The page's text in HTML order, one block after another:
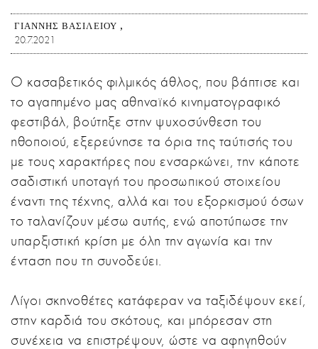
ΓΙΆΝΝΗΣ ΒΑΣΙΛΕΊΟΥ
20.7.2021
Ο κασαβετικός φιλμικός άθλος, που βάπτισε και
το αγαπημένο μας αθηναϊκό κινηματογραφικό
φεστιβάλ, βούτηξε στην ψυχοσύνθεση του
ηθοποιού, εξερεύνησε τα όρια της ταύτισής του
με τους χαρακτήρες που ενσαρκώνει, την κάποτε
σαδιστική υποταγή του προσωπικού στοιχείου
έναντι της τέχνης, αλλά και του εξορκισμού όσων
το ταλανίζουν μέσω αυτής, ενώ αποτύπωσε την
υπαρξιστική κρίση με όλη την αγωνία και την
ένταση που τη συνοδεύει.
Λίγοι σκηνοθέτες κατάφεραν να ταξιδέψουν εκεί,
στην καρδιά του σκότους, και μπόρεσαν στη
συνέχεια να επιστρέψουν, ώστε να αφηγηθούν